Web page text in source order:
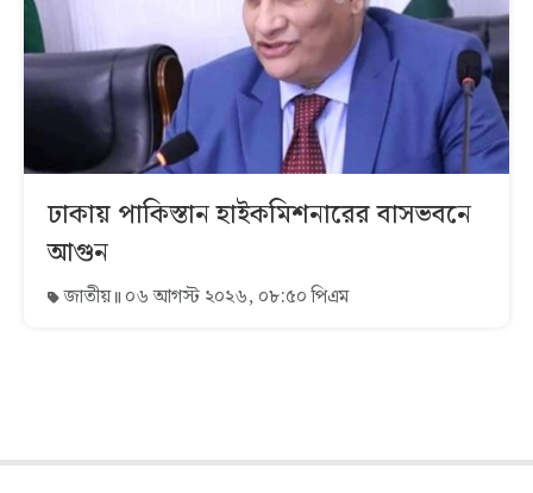
ঢাকায় পাকিস্তান হাইকমিশনারের বাসভবনে
আগুন
জাতীয় ০৬ আগস্ট ২০২৬, ০৮:৫০ পিএম